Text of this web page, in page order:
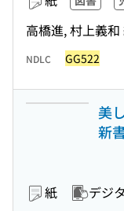
高橋進, 村上義和
NDLC GG522
美
新
紙 デジ